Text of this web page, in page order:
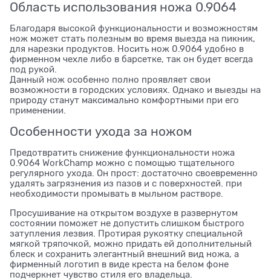
Область использования ножа 0.9064
Благодаря высокой функциональности и возможностям
нож может стать полезным во время выезда на пикник,
для нарезки продуктов. Носить нож 0.9064 удобно в
фирменном чехле либо в барсетке, так он будет всегда
под рукой.
Данный нож особенно полно проявляет свои
возможности в городских условиях. Однако и выезды на
природу станут максимально комфортными при его
применении.
Особенности ухода за ножом
Предотвратить снижение функциональности ножа
0.9064 WorkChamp можно с помощью тщательного
регулярного ухода. Он прост: достаточно своевременно
удалять загрязнения из пазов и с поверхностей. при
необходимости промывать в мыльном растворе.
Просушивание на открытом воздухе в развернутом
состоянии поможет не допустить слишком быстрого
затупления лезвия. Протирая рукоятку специальной
мягкой тряпочкой, можно придать ей дополнительный
блеск и сохранить элегантный внешний вид ножа, а
фирменный логотип в виде креста на белом фоне
подчеркнет чувство стиля его владельца.